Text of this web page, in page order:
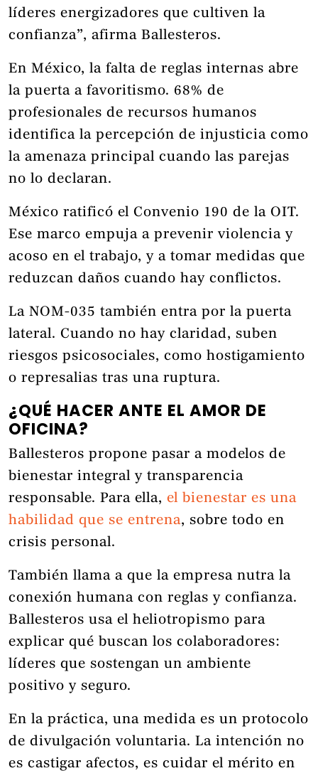
líderes energizadores que cultiven la
confianza”, afirma Ballesteros.
En México, la falta de reglas internas abre
la puerta a favoritismo. 68% de
profesionales de recursos humanos
identifica la percepción de injusticia como
la amenaza principal cuando las parejas
no lo declaran.
México ratificó el Convenio 190 de la OIT.
Ese marco empuja a prevenir violencia y
acoso en el trabajo, y a tomar medidas que
reduzcan daños cuando hay conflictos.
La NOM-035 también entra por la puerta
lateral. Cuando no hay claridad, suben
riesgos psicosociales, como hostigamiento
o represalias tras una ruptura.
¿QUÉ HACER ANTE EL AMOR DE
OFICINA?
Ballesteros propone pasar a modelos de
bienestar integral y transparencia
responsable. Para ella, el bienestar es una
habilidad que se entrena, sobre todo en
crisis personal.
También llama a que la empresa nutra la
conexión humana con reglas y confianza.
Ballesteros usa el heliotropismo para
explicar qué buscan los colaboradores:
líderes que sostengan un ambiente
positivo y seguro.
En la práctica, una medida es un protocolo
de divulgación voluntaria. La intención no
es castigar afectos, es cuidar el mérito en